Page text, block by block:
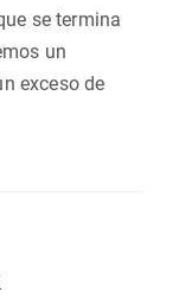
se termina
un
exceso de